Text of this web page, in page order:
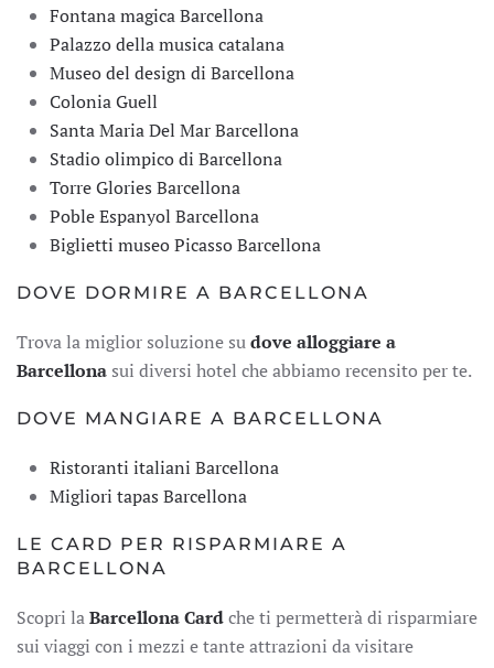
Fontana magica Barcellona
Palazzo della musica catalana
Museo del design di Barcellona
Colonia Guell
Santa Maria Del Mar Barcellona
Stadio olimpico di Barcellona
Torre Glories Barcellona
Poble Espanyol Barcellona
Biglietti museo Picasso Barcellona
DOVE DORMIRE A BARCELLONA
Trova la miglior soluzione sudove alloggiare a
Barcellona sui diversi hotel che abbiamo recensito per te.
DOVE MANGIARE A BARCELLONA
Ristoranti italiani Barcellona
Migliori tapas Barcellona
LE CARD PER RISPARMIARE A
BARCELLONA
Scopri laBarcellona Cardche ti permetterà di risparmiare
sui viaggi con i mezzi e tante attrazioni da visitare